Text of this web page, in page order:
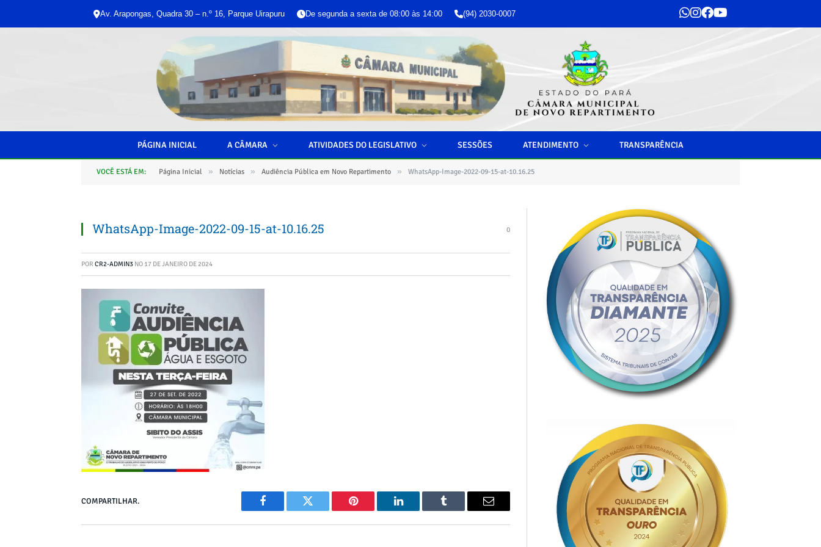
Av. Arapongas, Quadra 30 – n.º 16, Parque Uirapuru De segunda a sexta de 08:00 às 14:00 (94) 2030-0007
PÁGINA INICIAL A CÂMARA ATIVIDADES DO LEGISLATIVO SESSÕES ATENDIMENTO TRANSPARÊNCIA
VOCÊ ESTÁ EM: Página Inicial » Notícias » Audiência Pública em Novo Repartimento » WhatsApp-Image-2022-09-15-at-10.16.25
WhatsApp-Image-2022-09-15-at-10.16.25 0
POR CR2-ADMIN3 NO 17 DE JANEIRO DE 2024
COMPARTILHAR.
Facebook Twitter Pinterest
O
Tumblr
E-